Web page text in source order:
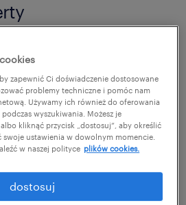
client (a global leader in
transformatio), we
candidates for the
HRSD Consultant.
team dedicated to
where you
HRSD platforms.
zapewnić Ci doświadczenie dostosowane
problemy techniczne i pomóc nam
Używamy ich również do oferowania
wyszukiwania. Możesz je
kliknąć przycisk „dostosuj”, aby określić
swoje ustawienia w dowolnym momencie.
w naszej polityce plików cookies.
dostosuj